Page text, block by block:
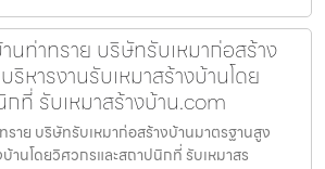
นท่าทราย บริษัทรับเหมาก่อสร้าง
หารงานรับเหมาสร้างบ้านโดย
ที่ รับเหมาสร้างบ้าน.com
ราย บริษัทรับเหมาก่อสร้างบ้านมาตรฐานสูง
บ้านโดยวิศวกรและสถาปนิกที่ รับเหมาสร